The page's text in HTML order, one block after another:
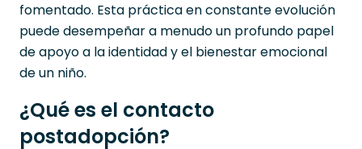
fomentado. Esta práctica en constante evolución
puede desempeñar a menudo un profundo papel
de apoyo a la identidad y el bienestar emocional
de un niño.
¿Qué es el contacto
postadopción?